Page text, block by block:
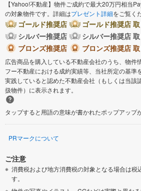
【Yahoo!不動産】物件ご成約で最大20万円相当
の対象物件です。詳細はプレゼント詳細をご覧く
ゴールド推奨店
ゴールド推奨店
シルバー推奨店
シルバー推奨店
ブロンズ推奨店
ブロンズ推奨店
広告商品を購入している不動産会社のうち、物件
フー不動産における成約実績等、当社所定の基準
実践していると認めた不動産会社（もしくは当該
扱物件）に表示されます。
タップすると用語の意味が書かれたポップアップ
PRマークについて
ご注意
消費税および地方消費税の対象となる場合は税
す。